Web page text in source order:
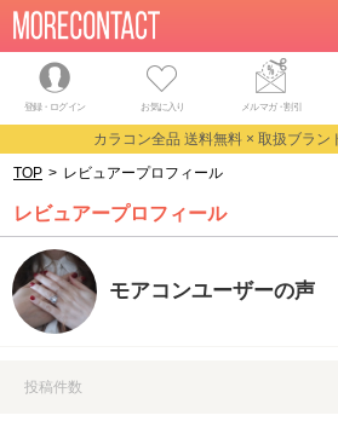
登録・ログイン お気に入り メルマガ・割引
カラコン全品 送料無料 × 取扱ブラン
TOP > レビュアープロフィール
レビュアープロフィール
モアコンユーザーの声
投稿件数